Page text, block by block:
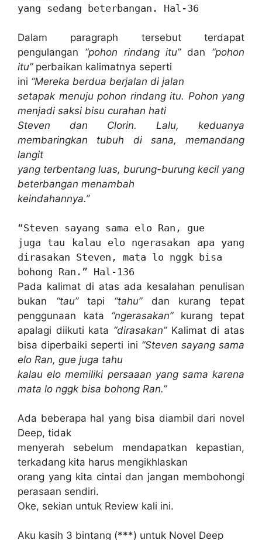
yang sedang beterbangan. Hal-36
Dalam paragraph tersebut terdapat
pengulangan “pohon rindang itu”dan “pohon
itu”perbaikan kalimatnya seperti
ini “Mereka berdua berjalan di jalan
setapak menuju pohon rindang itu. Pohon yang
menjadi saksi bisu curahan hati
Steven dan Clorin. Lalu, keduanya
membaringkan tubuh di sana, memandang
langit
yang terbentang luas, burung-burung kecil yang
beterbangan menambah
keindahannya.”
“Steven sayang sama elo Ran, gue
juga tau kalau elo ngerasakan apa yang
dirasakan Steven, mata lo nggk bisa
bohong Ran.” Hal-136
Pada kalimat di atas ada kesalahan penulisan
bukan “tau”tapi “tahu”dan kurang tepat
penggunaan kata “ngerasakan”kurang tepat
apalagi diikuti kata “dirasakan”Kalimat di atas
bisa diperbaiki seperti ini “Steven sayang sama
elo Ran, gue juga tahu
kalau elo memiliki persaaan yang sama karena
mata lo nggk bisa bohong Ran.”
Ada beberapa hal yang bisa diambil dari novel
Deep, tidak
menyerah sebelum mendapatkan kepastian,
terkadang kita harus mengikhlaskan
orang yang kita cintai dan jangan membohongi
perasaan sendiri.
Oke, sekian untuk Review kali ini.
Aku kasih 3 bintang (***) untuk Novel Deep